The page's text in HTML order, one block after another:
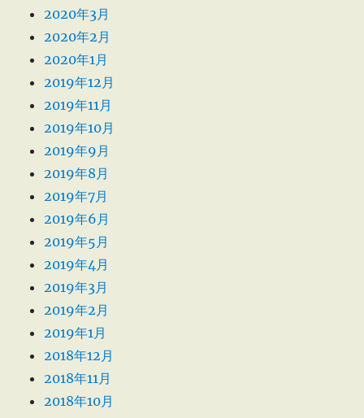
2020年3月
2020年2月
2020年1月
2019年12月
2019年11月
2019年10月
2019年9月
2019年8月
2019年7月
2019年6月
2019年5月
2019年4月
2019年3月
2019年2月
2019年1月
2018年12月
2018年11月
2018年10月